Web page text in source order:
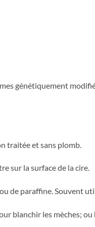
génétiquement
traitée et sans plomb.
sur la surface de la cire.
de paraffine. Souvent
blanchir les mèches;